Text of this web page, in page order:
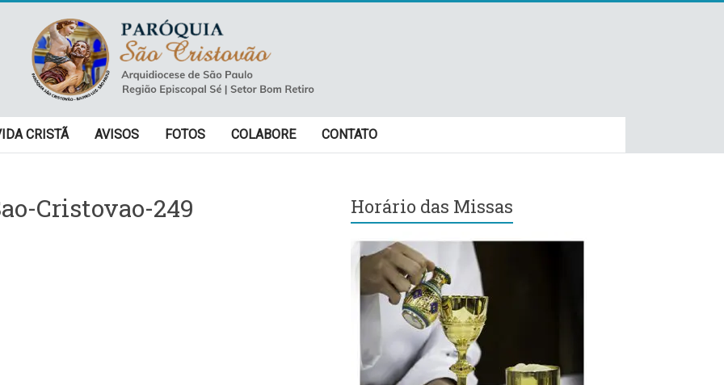
CRISTÃ AVISOS FOTOS COLABORE CONTATO
Cristovao-249 Horário das Missas